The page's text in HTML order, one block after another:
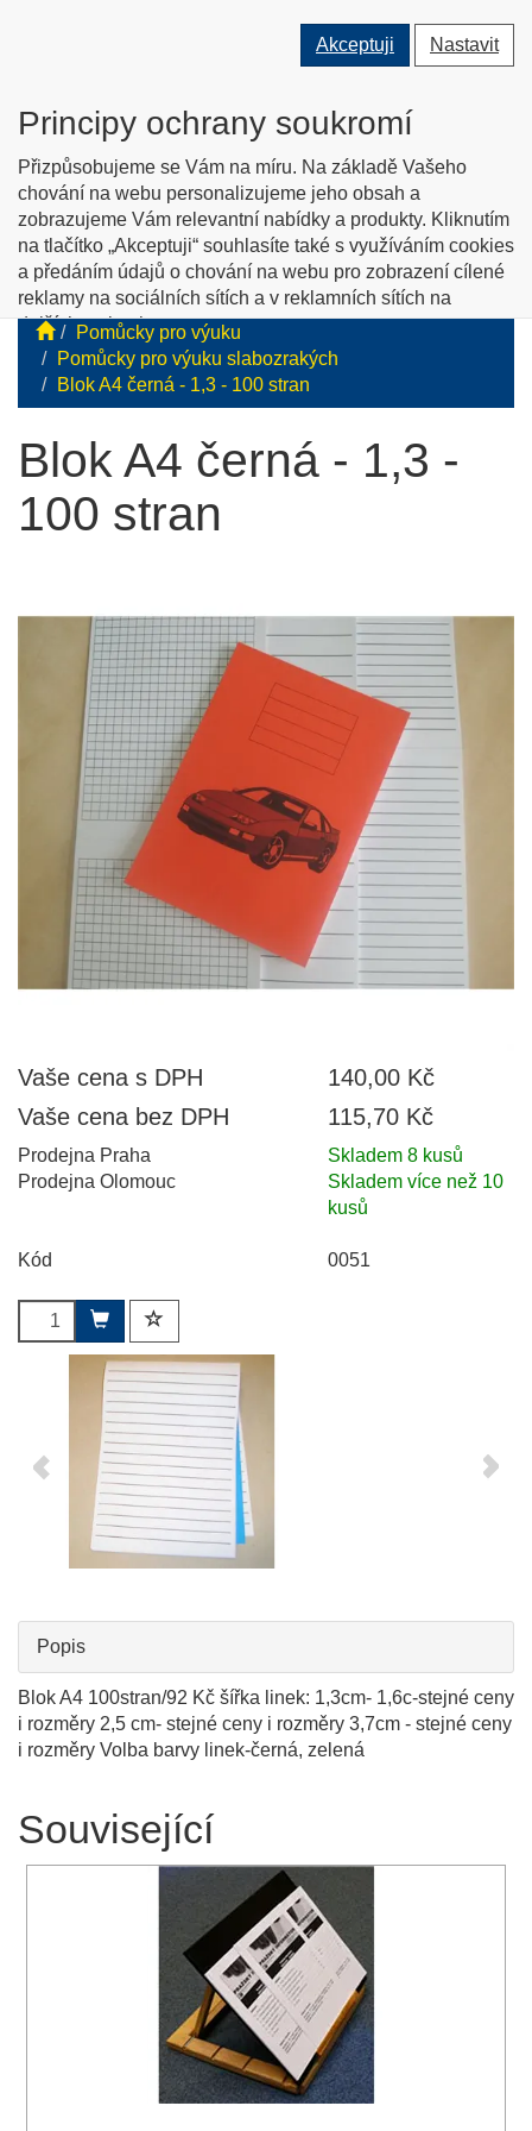
Akceptuji Nastavit
Principy ochrany soukromí
Přizpůsobujeme se Vám na míru. Na základě Vašeho
chování na webu personalizujeme jeho obsah a
zobrazujeme Vám relevantní nabídky a produkty. Kliknutím
na tlačítko „Akceptuji“ souhlasíte také s využíváním cookies
a předáním údajů o chování na webu pro zobrazení cílené
reklamy na sociálních sítích a v reklamních sítích na
dalších webech.
Personalizaci a cílenou reklamu si můžete podrobněji
nastavit nebo kdykoli vypnout po kliknutí na tlačítko
Přepnout
uživatele
Přepnout
vyhledávání
O nás Kontakty Jak nakupovat Katalog zboží
English info
Tyflopomůcky
Prodej zboží pro zrakově postižené
Pomůcky pro výuku
Pomůcky pro výuku slabozrakých
Blok A4 černá - 1,3 - 100 stran
Blok A4 černá - 1,3 -
100 stran
Vaše cena s DPH
140,00 Kč
Vaše cena bez DPH
115,70 Kč
Prodejna Praha
Skladem 8 kusů
Prodejna Olomouc
Skladem více než 10
kusů
Kód 0051
Popis
Blok A4 100stran/92 Kč šířka linek: 1,3cm- 1,6c-stejné ceny
i rozměry 2,5 cm- stejné ceny i rozměry 3,7cm - stejné ceny
i rozměry Volba barvy linek-černá, zelená
Související